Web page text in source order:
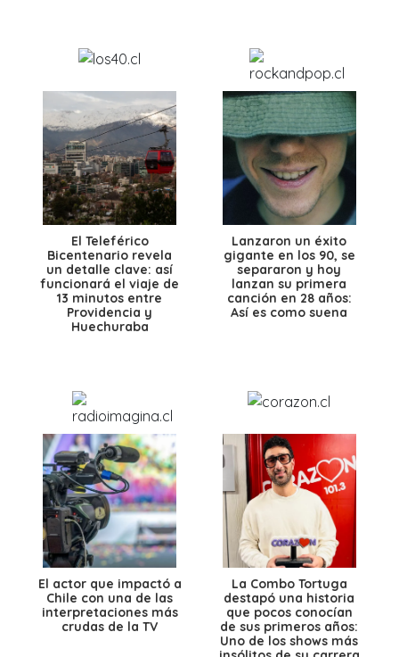
El Teleférico
Bicentenario revela
un detalle clave: así
funcionará el viaje de
13 minutos entre
Providencia y
Huechuraba
Lanzaron un éxito
gigante en los 90, se
separaron y hoy
lanzan su primera
canción en 28 años:
Así es como suena
El actor que impactó a
Chile con una de las
interpretaciones más
crudas de la TV
La Combo Tortuga
destapó una historia
que pocos conocían
de sus primeros años:
Uno de los shows más